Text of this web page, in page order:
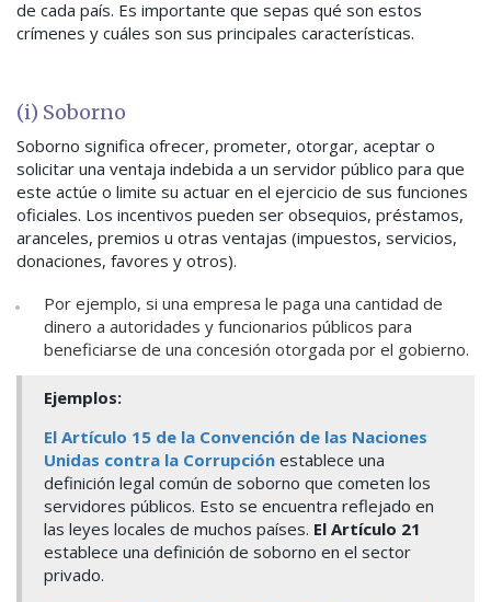
de cada país. Es importante que sepas qué son estos
crímenes y cuáles son sus principales características.
(i) Soborno
Soborno significa ofrecer, prometer, otorgar, aceptar o
solicitar una ventaja indebida a un servidor público para que
este actúe o limite su actuar en el ejercicio de sus funciones
oficiales. Los incentivos pueden ser obsequios, préstamos,
aranceles, premios u otras ventajas (impuestos, servicios,
donaciones, favores y otros).
Por ejemplo, si una empresa le paga una cantidad de
dinero a autoridades y funcionarios públicos para
beneficiarse de una concesión otorgada por el gobierno.
Ejemplos:
El Artículo 15 de la Convención de las Naciones
Unidas contra la Corrupción establece una
definición legal común de soborno que cometen los
servidores públicos. Esto se encuentra reflejado en
las leyes locales de muchos países. El Artículo 21
establece una definición de soborno en el sector
privado.